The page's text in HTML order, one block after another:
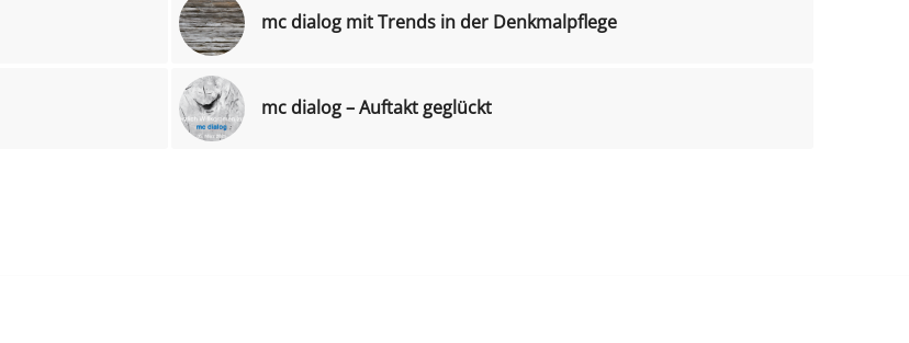
mc dialog mit Trends in der Denkmalpflege
mc dialog – Auftakt geglückt